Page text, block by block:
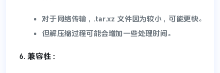
对于网络传输，.tar.xz 文件因为较小，可能更快。
但解压缩过程可能会增加一些处理时间。
兼容性：